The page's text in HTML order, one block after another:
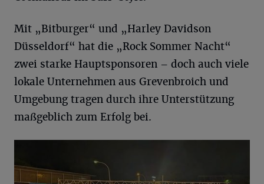
Mit „Bitburger“ und „Harley Davidson
Düsseldorf“ hat die „Rock Sommer Nacht“
zwei starke Hauptsponsoren – doch auch viele
lokale Unternehmen aus Grevenbroich und
Umgebung tragen durch ihre Unterstützung
maßgeblich zum Erfolg bei.